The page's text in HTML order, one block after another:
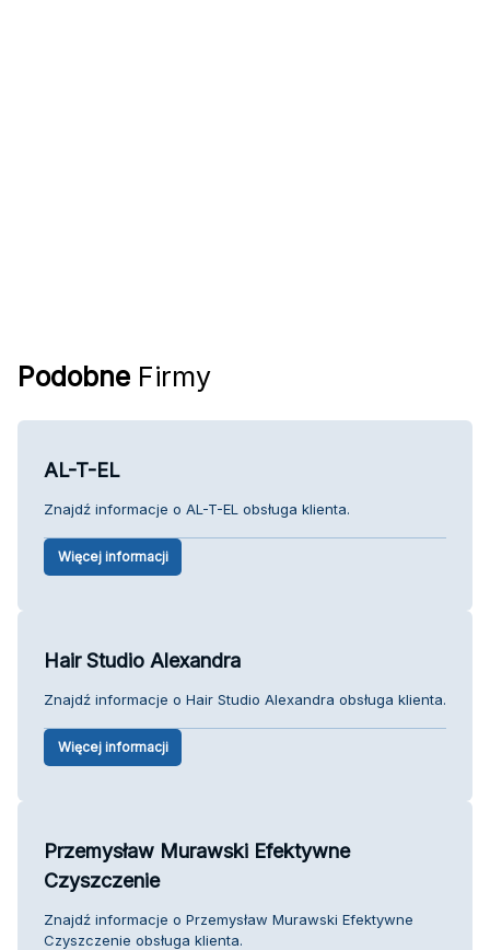
Podobne Firmy
AL-T-EL
Znajdź informacje o AL-T-EL obsługa klienta.
Więcej informacji
Hair Studio Alexandra
Znajdź informacje o Hair Studio Alexandra obsługa klienta.
Więcej informacji
Przemysław Murawski Efektywne
Czyszczenie
Znajdź informacje o Przemysław Murawski Efektywne
Czyszczenie obsługa klienta.